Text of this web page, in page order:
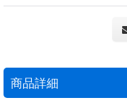
商品詳細